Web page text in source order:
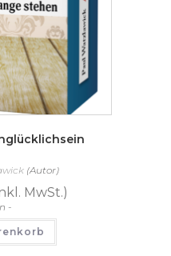
(Autor)
MwSt.)
-